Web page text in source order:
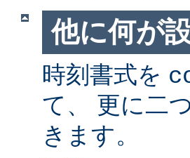
他に何が
時刻書式を
て、 更に二
きます。